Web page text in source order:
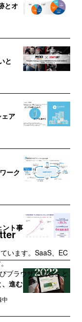
とオ
と
ア
ーク
ント事
進む
います。SaaS、EC
ブラウザで読むこと
中